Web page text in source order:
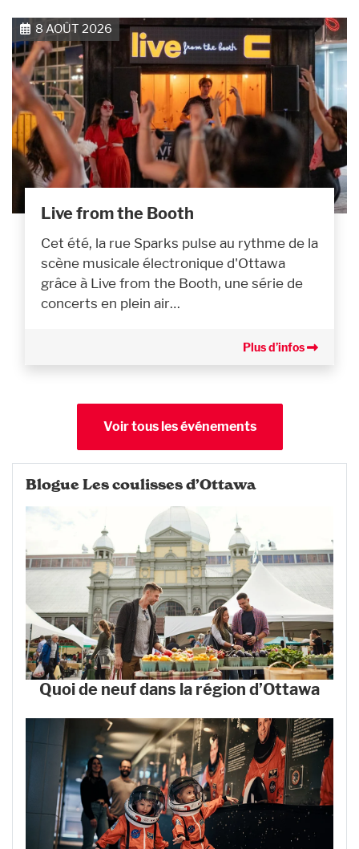
8 AOÛT 2026
Live from the Booth
Cet été, la rue Sparks pulse au rythme de la
scène musicale électronique d'Ottawa
grâce à Live from the Booth, une série de
concerts en plein air…
Plus d’infos
Voir tous les événements
Blogue Les coulisses d’Ottawa
Quoi de neuf dans la région d’Ottawa